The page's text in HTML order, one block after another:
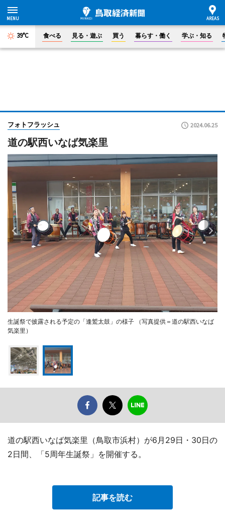
39°C 食べる 見る・遊ぶ 買う 暮らす・働く 学ぶ・知る
フォトフラッシュ 2024.06.25
道の駅西いなば気楽里
生誕祭で披露される予定の「逢鷲太鼓」の様子 （写真提供＝道の駅西いなば
気楽里）
道の駅西いなば気楽里（鳥取市浜村）が6月29日・30日の
2日間、「5周年生誕祭」を開催する。
記事を読む